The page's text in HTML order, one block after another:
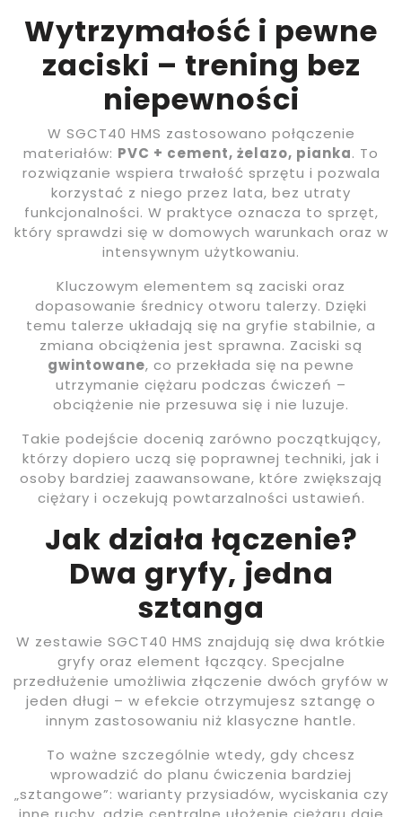
Wytrzymałość i pewne
zaciski – trening bez
niepewności
W SGCT40 HMS zastosowano połączenie
materiałów: PVC + cement, żelazo, pianka. To
rozwiązanie wspiera trwałość sprzętu i pozwala
korzystać z niego przez lata, bez utraty
funkcjonalności. W praktyce oznacza to sprzęt,
który sprawdzi się w domowych warunkach oraz w
intensywnym użytkowaniu.
Kluczowym elementem są zaciski oraz
dopasowanie średnicy otworu talerzy. Dzięki
temu talerze układają się na gryfie stabilnie, a
zmiana obciążenia jest sprawna. Zaciski są
gwintowane, co przekłada się na pewne
utrzymanie ciężaru podczas ćwiczeń –
obciążenie nie przesuwa się i nie luzuje.
Takie podejście docenią zarówno początkujący,
którzy dopiero uczą się poprawnej techniki, jak i
osoby bardziej zaawansowane, które zwiększają
ciężary i oczekują powtarzalności ustawień.
Jak działa łączenie?
Dwa gryfy, jedna
sztanga
W zestawie SGCT40 HMS znajdują się dwa krótkie
gryfy oraz element łączący. Specjalne
przedłużenie umożliwia złączenie dwóch gryfów w
jeden długi – w efekcie otrzymujesz sztangę o
innym zastosowaniu niż klasyczne hantle.
To ważne szczególnie wtedy, gdy chcesz
wprowadzić do planu ćwiczenia bardziej
„sztangowe”: warianty przysiadów, wyciskania czy